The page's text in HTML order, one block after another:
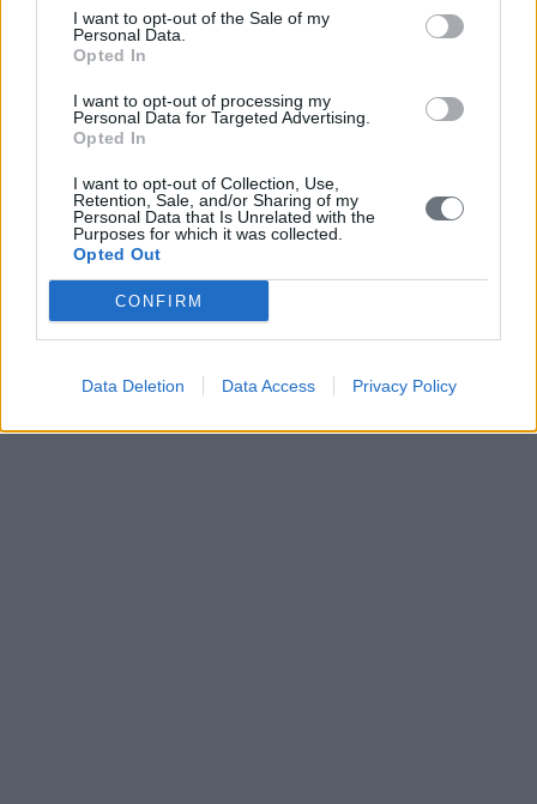
I want to opt-out of the Sale of my
Personal Data.
Opted In
I want to opt-out of processing my
Personal Data for Targeted Advertising.
Opted In
I want to opt-out of Collection, Use,
Retention, Sale, and/or Sharing of my
Personal Data that Is Unrelated with the
Purposes for which it was collected.
Opted Out
CONFIRM
Data Deletion Data Access Privacy Policy